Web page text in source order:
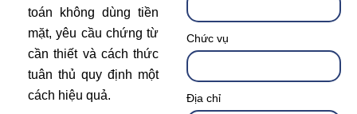
toán không dùng tiền
mặt, yêu cầu chứng từ
cần thiết và cách thức
tuân thủ quy định một
cách hiệu quả.
Chức vụ
Địa chỉ